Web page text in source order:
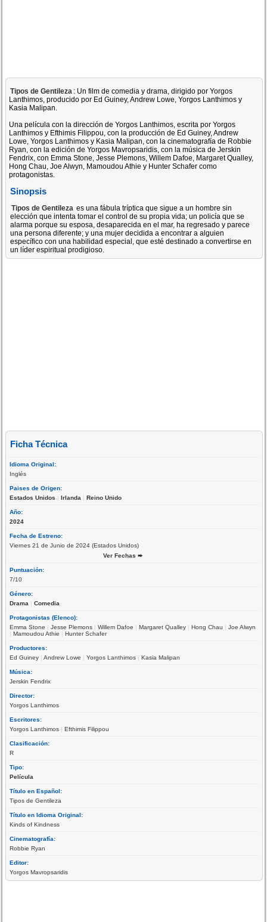
Tipos de Gentileza : Un film de comedia y drama, dirigido por Yorgos
Lanthimos, producido por Ed Guiney, Andrew Lowe, Yorgos Lanthimos y
Kasia Malipan.
Una película con la dirección de Yorgos Lanthimos, escrita por Yorgos
Lanthimos y Efthimis Filippou, con la producción de Ed Guiney, Andrew
Lowe, Yorgos Lanthimos y Kasia Malipan, con la cinematografía de Robbie
Ryan, con la edición de Yorgos Mavropsaridis, con la música de Jerskin
Fendrix, con Emma Stone, Jesse Plemons, Willem Dafoe, Margaret Qualley,
Hong Chau, Joe Alwyn, Mamoudou Athie y Hunter Schafer como
protagonistas.
Sinopsis
Tipos de Gentileza es una fábula tríptica que sigue a un hombre sin
elección que intenta tomar el control de su propia vida; un policía que se
alarma porque su esposa, desaparecida en el mar, ha regresado y parece
una persona diferente; y una mujer decidida a encontrar a alguien
específico con una habilidad especial, que esté destinado a convertirse en
un líder espiritual prodigioso.
Ficha Técnica
Idioma Original:
Inglés
Paises de Origen:
Estados Unidos |Irlanda |Reino Unido
Año:
2024
Fecha de Estreno:
Viernes 21 de Junio de 2024 (Estados Unidos)
Ver Fechas ➨
Puntuación:
7/10
Género:
Drama |Comedia
Protagonistas (Elenco):
Emma Stone |Jesse Plemons |Willem Dafoe |Margaret Qualley |Hong Chau |Joe Alwyn
|Mamoudou Athie |Hunter Schafer
Productores:
Ed Guiney |Andrew Lowe |Yorgos Lanthimos |Kasia Malipan
Música:
Jerskin Fendrix
Director:
Yorgos Lanthimos
Escritores:
Yorgos Lanthimos |Efthimis Filippou
Clasificación:
R
Tipo:
Película
Título en Español:
Tipos de Gentileza
Título en Idioma Original:
Kinds of Kindness
Cinematografía:
Robbie Ryan
Editor:
Yorgos Mavropsaridis